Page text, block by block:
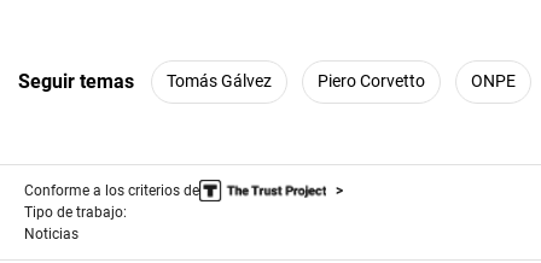
Seguir temas Tomás Gálvez Piero Corvetto ONPE
Conforme a los criterios de
Tipo de trabajo:
Noticias